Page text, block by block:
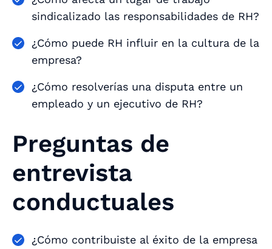
sindicalizado las responsabilidades de RH?
¿Cómo puede RH influir en la cultura de la
empresa?
¿Cómo resolverías una disputa entre un
empleado y un ejecutivo de RH?
Preguntas de
entrevista
conductuales
¿Cómo contribuiste al éxito de la empresa